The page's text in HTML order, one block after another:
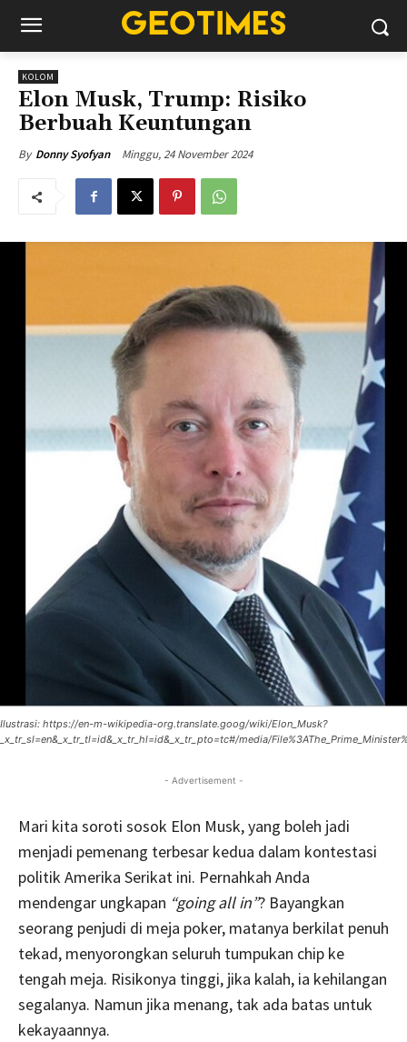
KOLOM
Elon Musk, Trump: Risiko
Berbuah Keuntungan
By Donny Syofyan Minggu, 24 November 2024
Ilustrasi: https://en-m-wikipedia-org.translate.goog/wiki/Elon_Musk?
_x_tr_sl=en&_x_tr_tl=id&_x_tr_hl=id&_x_tr_pto=tc#/media/
- Advertisement -
Mari kita soroti sosok Elon Musk, yang boleh jadi
menjadi pemenang terbesar kedua dalam kontestasi
politik Amerika Serikat ini. Pernahkah Anda
mendengar ungkapan “going all in”? Bayangkan
seorang penjudi di meja poker, matanya berkilat penuh
tekad, menyorongkan seluruh tumpukan chip ke
tengah meja. Risikonya tinggi, jika kalah, ia kehilangan
segalanya. Namun jika menang, tak ada batas untuk
kekayaannya.